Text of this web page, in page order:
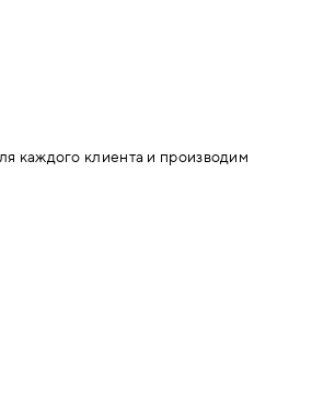
каждого клиента и производим